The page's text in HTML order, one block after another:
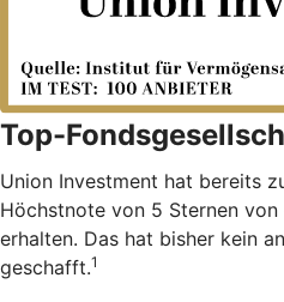
Top-
Union Investment hat bereits
Höchstnote von 5 Sternen
erhalten. Das hat bisher kein
geschafft.1